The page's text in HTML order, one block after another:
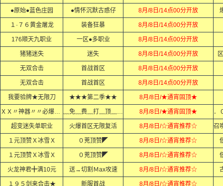
●原始●蓝色庄园 ●情怀沉默古惑仔 8月/8日/14点00分开放
１·７６黄金屠龙 装备狂暴 8月/8日/14点00分开放
176顺天九职业 一区●多职业 8月/8日/14点00分开放
猪猪迷失 迷失 8月/8日/14点00分开放
无双合击 首战首区 8月/8日/14点00分开放
无双合击 首战首区 8月/8日/14点00分开放
我要验牌★无限刀 ★★★第二季★★ 8月/8日/★通宵固顶★
ＸＸ〃神器〃〃必爆充值ＸＸ ﹏免﹏费﹏打﹏顶﹏赞﹏ 8月/8日/★通宵固顶★
超变迷失单职业 火爆首区无限复活 8月/8日/☆通宵推荐☆
１元顶赞Ｘ冰雪Ｘ ０茺顶赞◤ 8月/8日/☆通宵推荐☆
１元顶赞Ｘ冰雪Ｘ ０茺顶赞◤ 8月/8日/☆通宵推荐☆
火龙神君╋满10元 送→切割Ｍax攻速 8月/8日/☆通宵推荐☆
１９５剑来合击★ 新服首战 8月/8日/☆通宵推荐☆